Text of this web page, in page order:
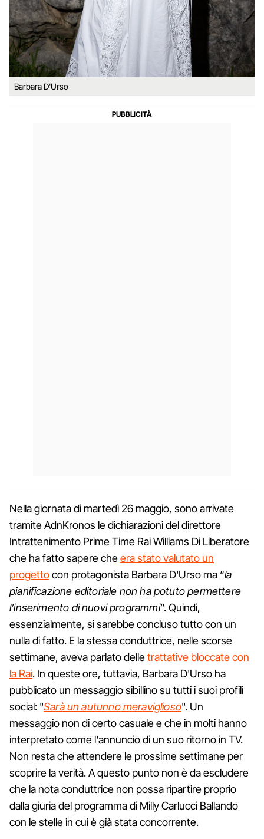
Barbara D'Urso
Nella giornata di martedì 26 maggio, sono arrivate
tramite AdnKronos le dichiarazioni del direttore
Intrattenimento Prime Time Rai Williams Di Liberatore
che ha fatto sapere cheera stato valutato un
progettocon protagonista Barbara D'Urso ma “la
pianificazione editoriale non ha potuto permettere
l’inserimento di nuovi programmi”. Quindi,
essenzialmente, si sarebbe concluso tutto con un
nulla di fatto. E la stessa conduttrice, nelle scorse
settimane, aveva parlato delletrattative bloccate con
la Rai. In queste ore, tuttavia, Barbara D'Urso ha
pubblicato un messaggio sibillino su tutti i suoi profili
social: "Sarà un autunno meraviglioso". Un
messaggio non di certo casuale e che in molti hanno
interpretato come l'annuncio di un suo ritorno in TV.
Non resta che attendere le prossime settimane per
scoprire la verità. A questo punto non è da escludere
che la nota conduttrice non possa ripartire proprio
dalla giuria del programma di Milly Carlucci Ballando
con le stelle in cui è già stata concorrente.